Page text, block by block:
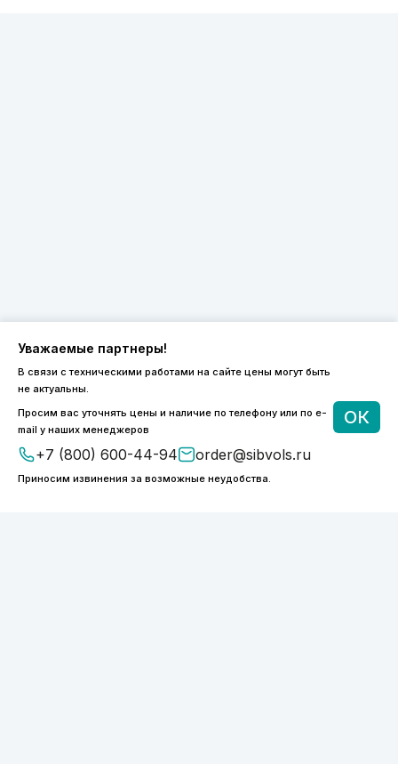
Уважаемые партнеры!
В связи с техническими работами на сайте цены могут быть
не актуальны.
Просим вас уточнять цены и наличие по телефону или по e-
mail у наших менеджеров
+7 (800) 600-44-94 order@sibvols.ru
Приносим извинения за возможные неудобства.
ОК
8 (800) 600-44-94
ПН-ПТ 9:00 - 18:00
order@sibvols.ru